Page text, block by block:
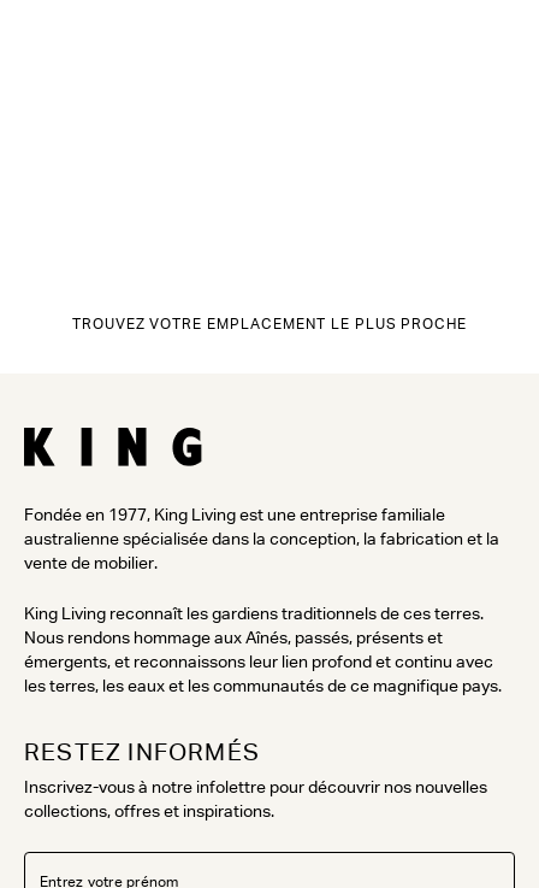
TROUVEZ VOTRE EMPLACEMENT LE PLUS PROCHE
Fondée en 1977, King Living est une entreprise familiale
australienne spécialisée dans la conception, la fabrication et la
vente de mobilier.
King Living reconnaît les gardiens traditionnels de ces terres.
Nous rendons hommage aux Aînés, passés, présents et
émergents, et reconnaissons leur lien profond et continu avec
les terres, les eaux et les communautés de ce magnifique pays.
RESTEZ INFORMÉS
Inscrivez-vous à notre infolettre pour découvrir nos nouvelles
collections, offres et inspirations.